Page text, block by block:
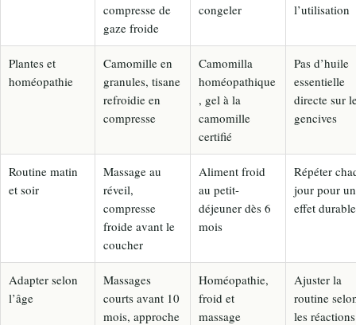
compresse de
gaze froide
congeler
l’utilisation
Plantes et
homéopathie
Camomille en
granules, tisane
refroidie en
compresse
Camomilla
homéopathique
, gel à la
camomille
certifié
Pas d’huile
essentielle
directe sur
gencives
Routine matin
et soir
Massage au
réveil,
compresse
froide avant le
coucher
Aliment froid
au petit-
déjeuner dès 6
mois
Répéter
jour pour un
effet durable
Adapter selon
l’âge
Massages
courts avant 10
mois, approche
Homéopathie,
froid et
massage
Ajuster la
routine
les